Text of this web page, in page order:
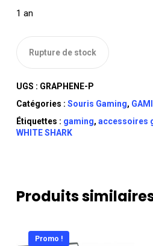
1 an
Rupture de stock
UGS : GRAPHENE-P
Catégories : Souris Gaming,
Étiquettes : gaming, accessoires
WHITE SHARK
Produits
Promo !